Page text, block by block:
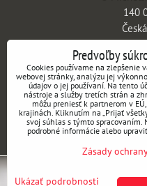
140
Vrátenie
Zásady
Predvoľby
Cookies používame na zlepšenie
webovej stránky, analýzu jej
údajov o jej používaní. Na tento
nástroje a služby tretích strán a
môžu preniesť k partnerom v
krajinách. Kliknutím na „Prijať
svoj súhlas s týmto spracovaním.
podrobné informácie alebo
Zásady
Ukázať podrobnosti